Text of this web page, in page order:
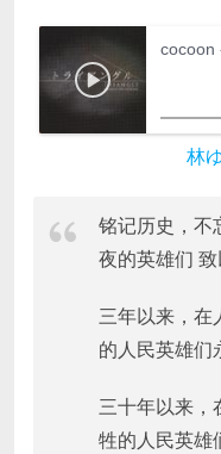
cocoon
林
铭记历史，不
夜的英雄们 致
三年以来，在
的人民英雄们
三十年以来，
牲的人民英雄